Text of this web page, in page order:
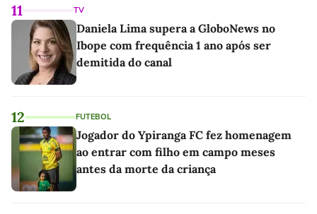
11 TV
Daniela Lima supera a GloboNews no
Ibope com frequência 1 ano após ser
demitida do canal
12 FUTEBOL
Jogador do Ypiranga FC fez homenagem
ao entrar com filho em campo meses
antes da morte da criança